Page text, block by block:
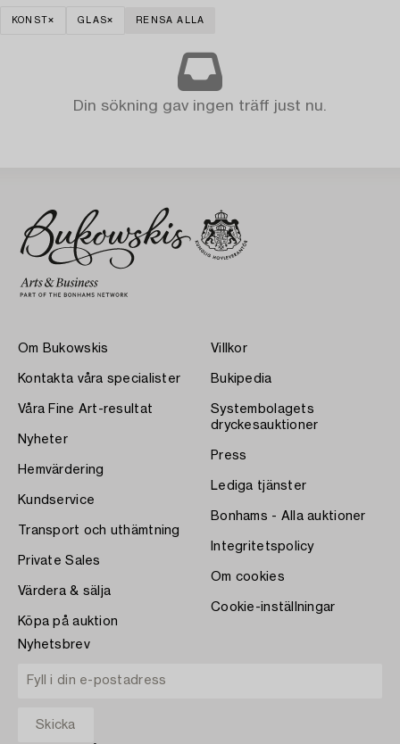
KONST GLAS RENSA ALLA
Din sökning gav ingen träff just nu.
Om Bukowskis
Kontakta våra specialister
Våra Fine Art-resultat
Nyheter
Hemvärdering
Kundservice
Transport och uthämtning
Private Sales
Värdera & sälja
Köpa på auktion
Villkor
Bukipedia
Systembolagets
dryckesauktioner
Press
Lediga tjänster
Bonhams - Alla auktioner
Integritetspolicy
Om cookies
Cookie-inställningar
Nyhetsbrev